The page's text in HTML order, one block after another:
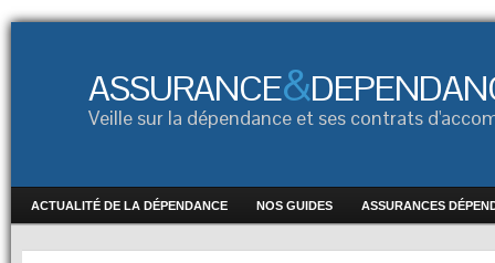
ASSURANCE&
Veille sur la dépendance et ses contrats
ACTUALITÉ DE LA DÉPENDANCE NOS GUIDES ASSURANCES